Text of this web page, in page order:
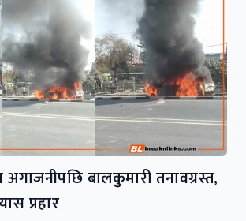
अगाजनीपछि बालकुमारी तनावग्रस्त,
प्रहार